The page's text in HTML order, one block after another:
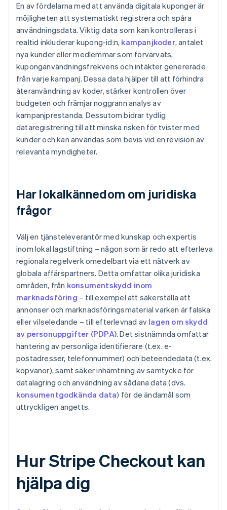
En av fördelarna med att använda digitala kuponger är
möjligheten att systematiskt registrera och spåra
användningsdata. Viktig data som kan kontrolleras i
realtid inkluderar kupong-id:n, kampanjkoder, antalet
nya kunder eller medlemmar som förvärvats,
kuponganvändningsfrekvens och intäkter genererade
från varje kampanj. Dessa data hjälper till att förhindra
återanvändning av koder, stärker kontrollen över
budgeten och främjar noggrann analys av
kampanjprestanda. Dessutom bidrar tydlig
dataregistrering till att minska risken för tvister med
kunder och kan användas som bevis vid en revision av
relevanta myndigheter.
Har lokalkännedom om juridiska
frågor
Välj en tjänsteleverantör med kunskap och expertis
inom lokal lagstiftning – någon som är redo att efterleva
regionala regelverk omedelbart via ett nätverk av
globala affärspartners. Detta omfattar olika juridiska
områden, från konsumentskydd inom
marknadsföring – till exempel att säkerställa att
annonser och marknadsföringsmaterial varken är falska
eller vilseledande – till efterlevnad av lagen om skydd
av personuppgifter (PDPA). Det sistnämnda omfattar
hantering av personliga identifierare (t.ex. e-
postadresser, telefonnummer) och beteendedata (t.ex.
köpvanor), samt säker inhämtning av samtycke för
datalagring och användning av sådana data (dvs.
konsumentgodkända data) för de ändamål som
uttryckligen angetts.
Hur Stripe Checkout kan
hjälpa dig